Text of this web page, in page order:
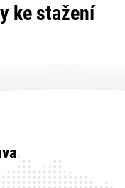
ke stažení